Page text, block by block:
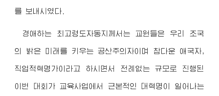
를 보내시였다.
경애하는 최고령도자동지 께서는 교원들은 우리 조국
의 밝은 미래를 키우는 공산주의자이며 참다운 애국자,
직업적혁명가이라고 하시면서 전례없는 규모로 진행된
이번 대회가 교육사업에서 근본적인 대혁명이 일어나는